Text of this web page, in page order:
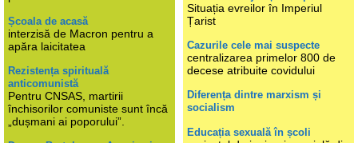
Școala de acasă
interzisă de Macron pentru a
apăra laicitatea
Rezistența spirituală
anticomunistă
Pentru CNSAS, martirii
închisorilor comuniste sunt încă
„dușmani ai poporului”.
Situația evreilor în Imperiul
Țarist
Cazurile cele mai suspecte
centralizarea primelor 800 de
decese atribuite covidului
Diferența dintre marxism și
socialism
Educația sexuală în școli